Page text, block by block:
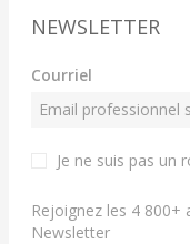
NEWSLETTER
Courriel
Je ne suis pas un
Rejoignez les 4 800+
Newsletter